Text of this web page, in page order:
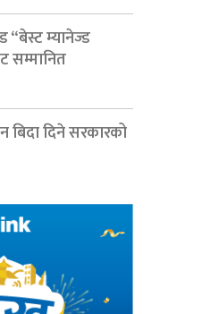
“बेस्ट म्यानेज्ड
सम्मानित
बिदा दिने सरकारको